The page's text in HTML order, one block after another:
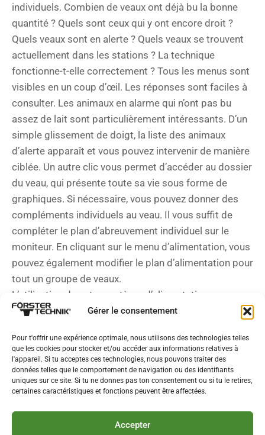
Gérer le consentement
Pour t'offrir une expérience optimale, nous utilisons des technologies telles
que les cookies pour stocker et/ou accéder aux informations relatives à
l'appareil. Si tu acceptes ces technologies, nous pouvons traiter des
données telles que le comportement de navigation ou des identifiants
uniques sur ce site. Si tu ne donnes pas ton consentement ou si tu le retires,
certaines caractéristiques et fonctions peuvent être affectées.
Accepter
individuels. Combien de veaux ont déjà bu la bonne
quantité ? Quels sont ceux qui y ont encore droit ?
Quels veaux sont en alerte ? Quels veaux se trouvent
actuellement dans les stations ? La technique
fonctionne-t-elle correctement ? Tous les menus sont
visibles en un coup d’œil. Les réponses sont faciles à
consulter. Les animaux en alarme qui n’ont pas bu
assez de lait sont particulièrement intéressants. D’un
simple glissement de doigt, la liste des animaux
d’alerte apparaît et vous pouvez intervenir de manière
ciblée. Un autre clic vous permet d’accéder au dossier
du veau, qui présente toute sa vie sous forme de
graphiques. Si nécessaire, vous pouvez donner des
compléments individuels au veau. Il vous suffit de
compléter le plan d’abreuvement individuel sur le
moniteur. En cliquant sur le menu d’alimentation, vous
pouvez également modifier le plan d’alimentation pour
tout un groupe de veaux.
L’utilisation de votre système d’alimentation pour
veaux ne pose donc aucun problème, même à un
info@foerster-technik.de